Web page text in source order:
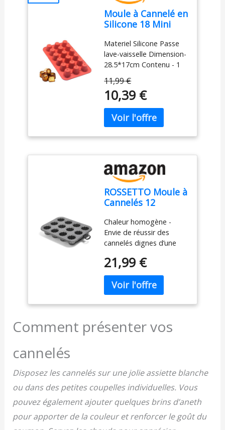
Moule à Cannelé en
Silicone 18 Mini
40mm, Ø35mm,1
piece (18)
Materiel Silicone Passe
lave-vaisselle Dimension-
28.5*17cm Contenu - 1
en 18 cavité
11,99 €
10,39 €
ROSSETTO Moule à
Cannelés 12
Carbone – Moule à
Gâteau Antiadhésif
pour Four, Moule à
Pâtisserie
Résistant, Gris
Chaleur homogène -
Envie de réussir des
cannelés dignes d’une
Grâce à sa conception en
acier carbone, ce moule
assure une diffusion
rapide et uniforme de la
chaleur. Résultat : des
l’extérieur, fondantes à
protège vos mains pour
une manipulation en
toute sécurité
Antiadhésif sain - Fini les
gâteaux qui collent ou
qui se cassent au
21,99 €
Comment présenter vos
cannelés
Disposez les cannelés sur une jolie assiette blanche
ou dans des petites coupelles individuelles. Vous
pouvez également ajouter quelques brins d’aneth
pour apporter de la couleur et renforcer le goût du